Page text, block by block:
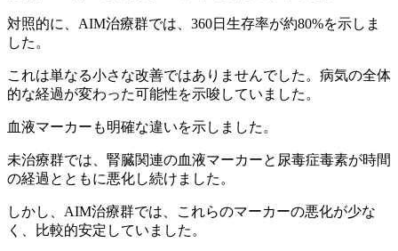
対照的に、AIM治療群では、360日生存率が約80%を示しま
した。
これは単なる小さな改善ではありませんでした。病気の全体
的な経過が変わった可能性を示唆していました。
血液マーカーも明確な違いを示しました。
未治療群では、腎臓関連の血液マーカーと尿毒症毒素が時間
の経過とともに悪化し続けました。
しかし、AIM治療群では、これらのマーカーの悪化が少な
く、比較的安定していました。